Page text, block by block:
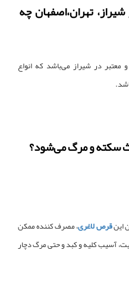
تهران،اصفهان چه
در شیراز می‌باشد که انواع
سکته و مرگ می‌شود؟
اینقرص لاغری، مصرف کننده ممکن
آسیب کلیه و کبد و حتی مرگ دچار